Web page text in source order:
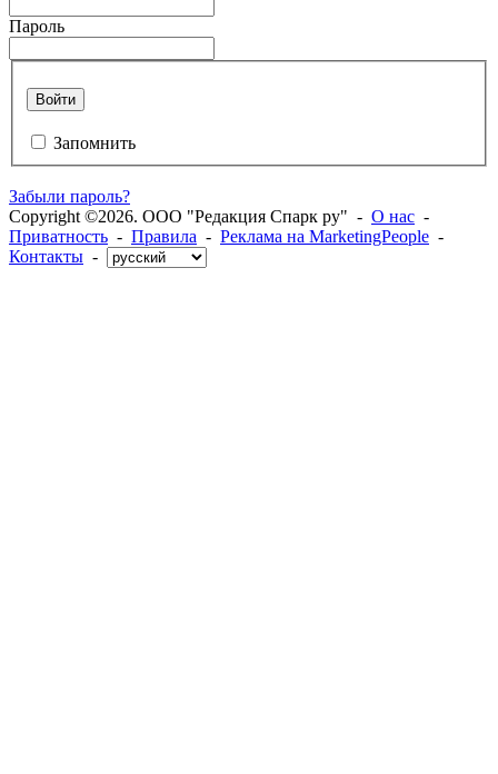
Пароль
Войти
Запомнить
Забыли пароль?
Copyright ©2026. ООО "Редакция Спарк ру" - О нас -
Приватность - Правила - Реклама на MarketingPeople -
Контакты -